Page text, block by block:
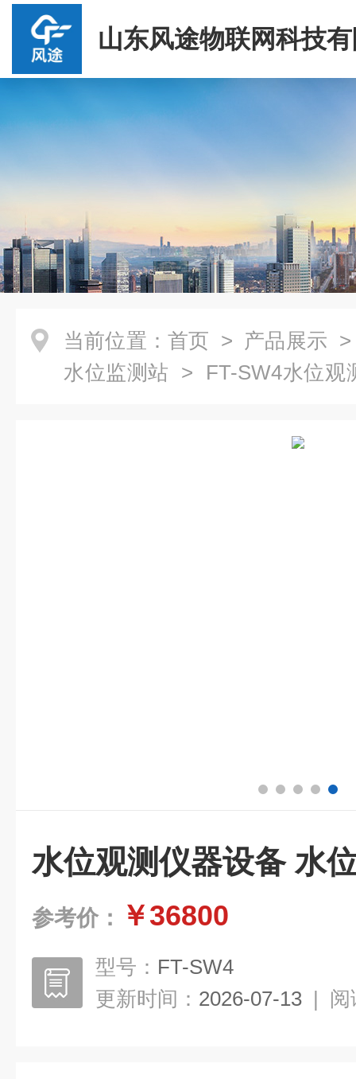
山东风途物联网科技
当前位置： 首页 > 产品展示
水位监测站 > FT-SW4水位观
水位观测仪器设备 水
参考价： ￥36800
型号： FT-SW4
更新时间： 2026-07-13 | 阅